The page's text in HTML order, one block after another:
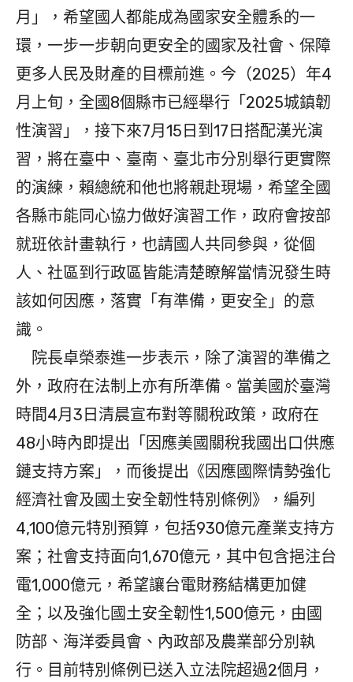
月」，希望國人都能成為國家安全體系的一
環，一步一步朝向更安全的國家及社會、保障
更多人民及財產的目標前進。今（2025）年4
月上旬，全國8個縣市已經舉行「2025城鎮韌
性演習」，接下來7月15日到17日搭配漢光演
習，將在臺中、臺南、臺北市分別舉行更實際
的演練，賴總統和他也將親赴現場，希望全國
各縣市能同心協力做好演習工作，政府會按部
就班依計畫執行，也請國人共同參與，從個
人、社區到行政區皆能清楚瞭解當情況發生時
該如何因應，落實「有準備，更安全」的意
識。
院長卓榮泰進一步表示，除了演習的準備之
外，政府在法制上亦有所準備。當美國於臺灣
時間4月3日清晨宣布對等關稅政策，政府在
48小時內即提出「因應美國關稅我國出口供應
鏈支持方案」，而後提出《因應國際情勢強化
經濟社會及國土安全韌性特別條例》，編列
4,100億元特別預算，包括930億元產業支持方
案；社會支持面向1,670億元，其中包含挹注台
電1,000億元，希望讓台電財務結構更加健
全；以及強化國土安全韌性1,500億元，由國
防部、海洋委員會、內政部及農業部分別執
行。目前特別條例已送入立法院超過2個月，